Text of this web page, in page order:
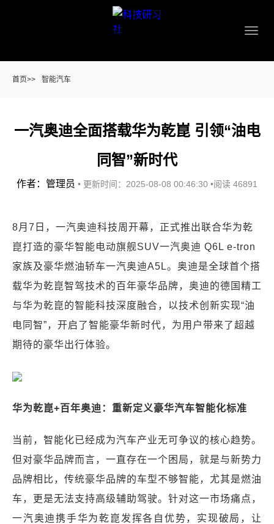
首页>> 智能汽车
一汽奥迪全面搭载华为乾崑 引领“油电
同智”新时代
作者：管理员 • 更新时间：2025-08-08 00:46:30 •阅读 46891
8月7日，一汽奥迪科技周开幕，正式推出联合华为乾
崑打造的豪华智能电动旗舰SUV一汽奥迪 Q6L e-tron
家族及豪华燃油轿车一汽奥迪A5L。奥迪是全球首个搭
载华为乾崑智驾技术的百年豪华品牌，奥迪的德国精工
与华为乾崑的智能科技深度融合，以技术创新实现“油
电同智”，开启了智能豪华新时代，为用户带来了超越
期待的豪华出行体验。
华为乾崑+百年奥迪：重新定义豪华汽车智能化标准
当前，智能化已经成为汽车产业无可争议的核心趋势。
但对豪华品牌而言，一直存在一个困局，就是与新势力
品牌相比，传统豪华品牌的车型不够智能，尤其是燃油
车，更是无法支持高级辅助驾驶。针对这一市场痛点，
一汽奥迪携手华为乾崑发挥各自优势，实现破局，让